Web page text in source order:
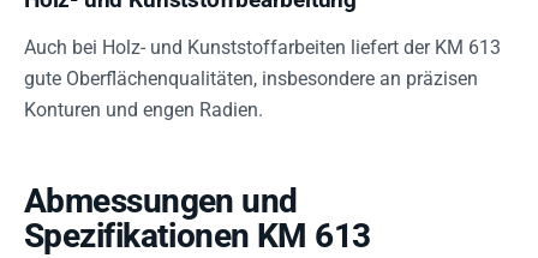
Auch bei Holz- und Kunststoffarbeiten liefert der KM 613
gute Oberflächenqualitäten, insbesondere an präzisen
Konturen und engen Radien.
Abmessungen und
Spezifikationen KM 613